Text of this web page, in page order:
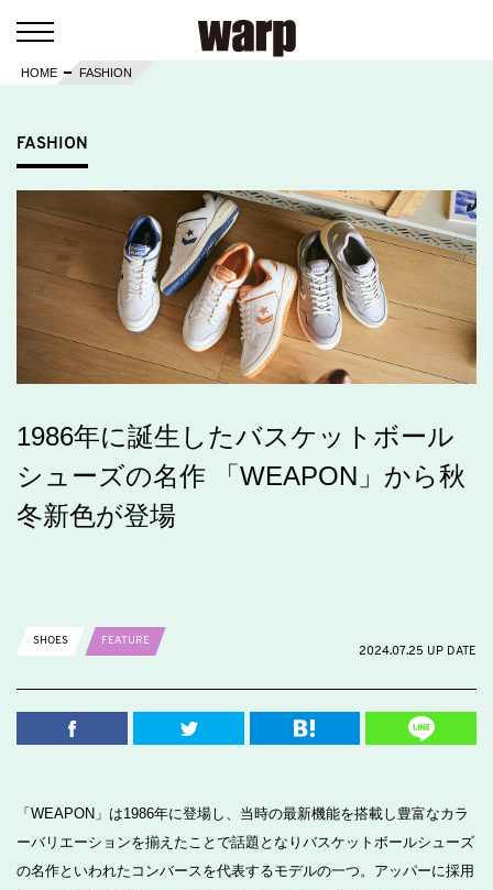
HOME FASHION
FASHION
1986年に誕生したバスケットボール
シューズの名作 「WEAPON」から秋
冬新色が登場
SHOES
FEATURE
2024.07.25 UP DATE
「WEAPON」は1986年に登場し、当時の最新機能を搭載し豊富なカラ
ーバリエーションを揃えたことで話題となりバスケットボールシューズ
の名作といわれたコンバースを代表するモデルの一つ。アッパーに採用